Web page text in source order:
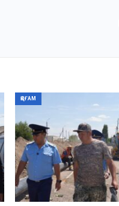
ҚОҒАМ